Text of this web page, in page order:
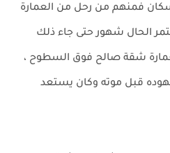
فمنهم من رحل من العمارة
الحال شهور حتى جاء ذلك
شقة صالح فوق السطوح ،
قبل موته وكان يستعد